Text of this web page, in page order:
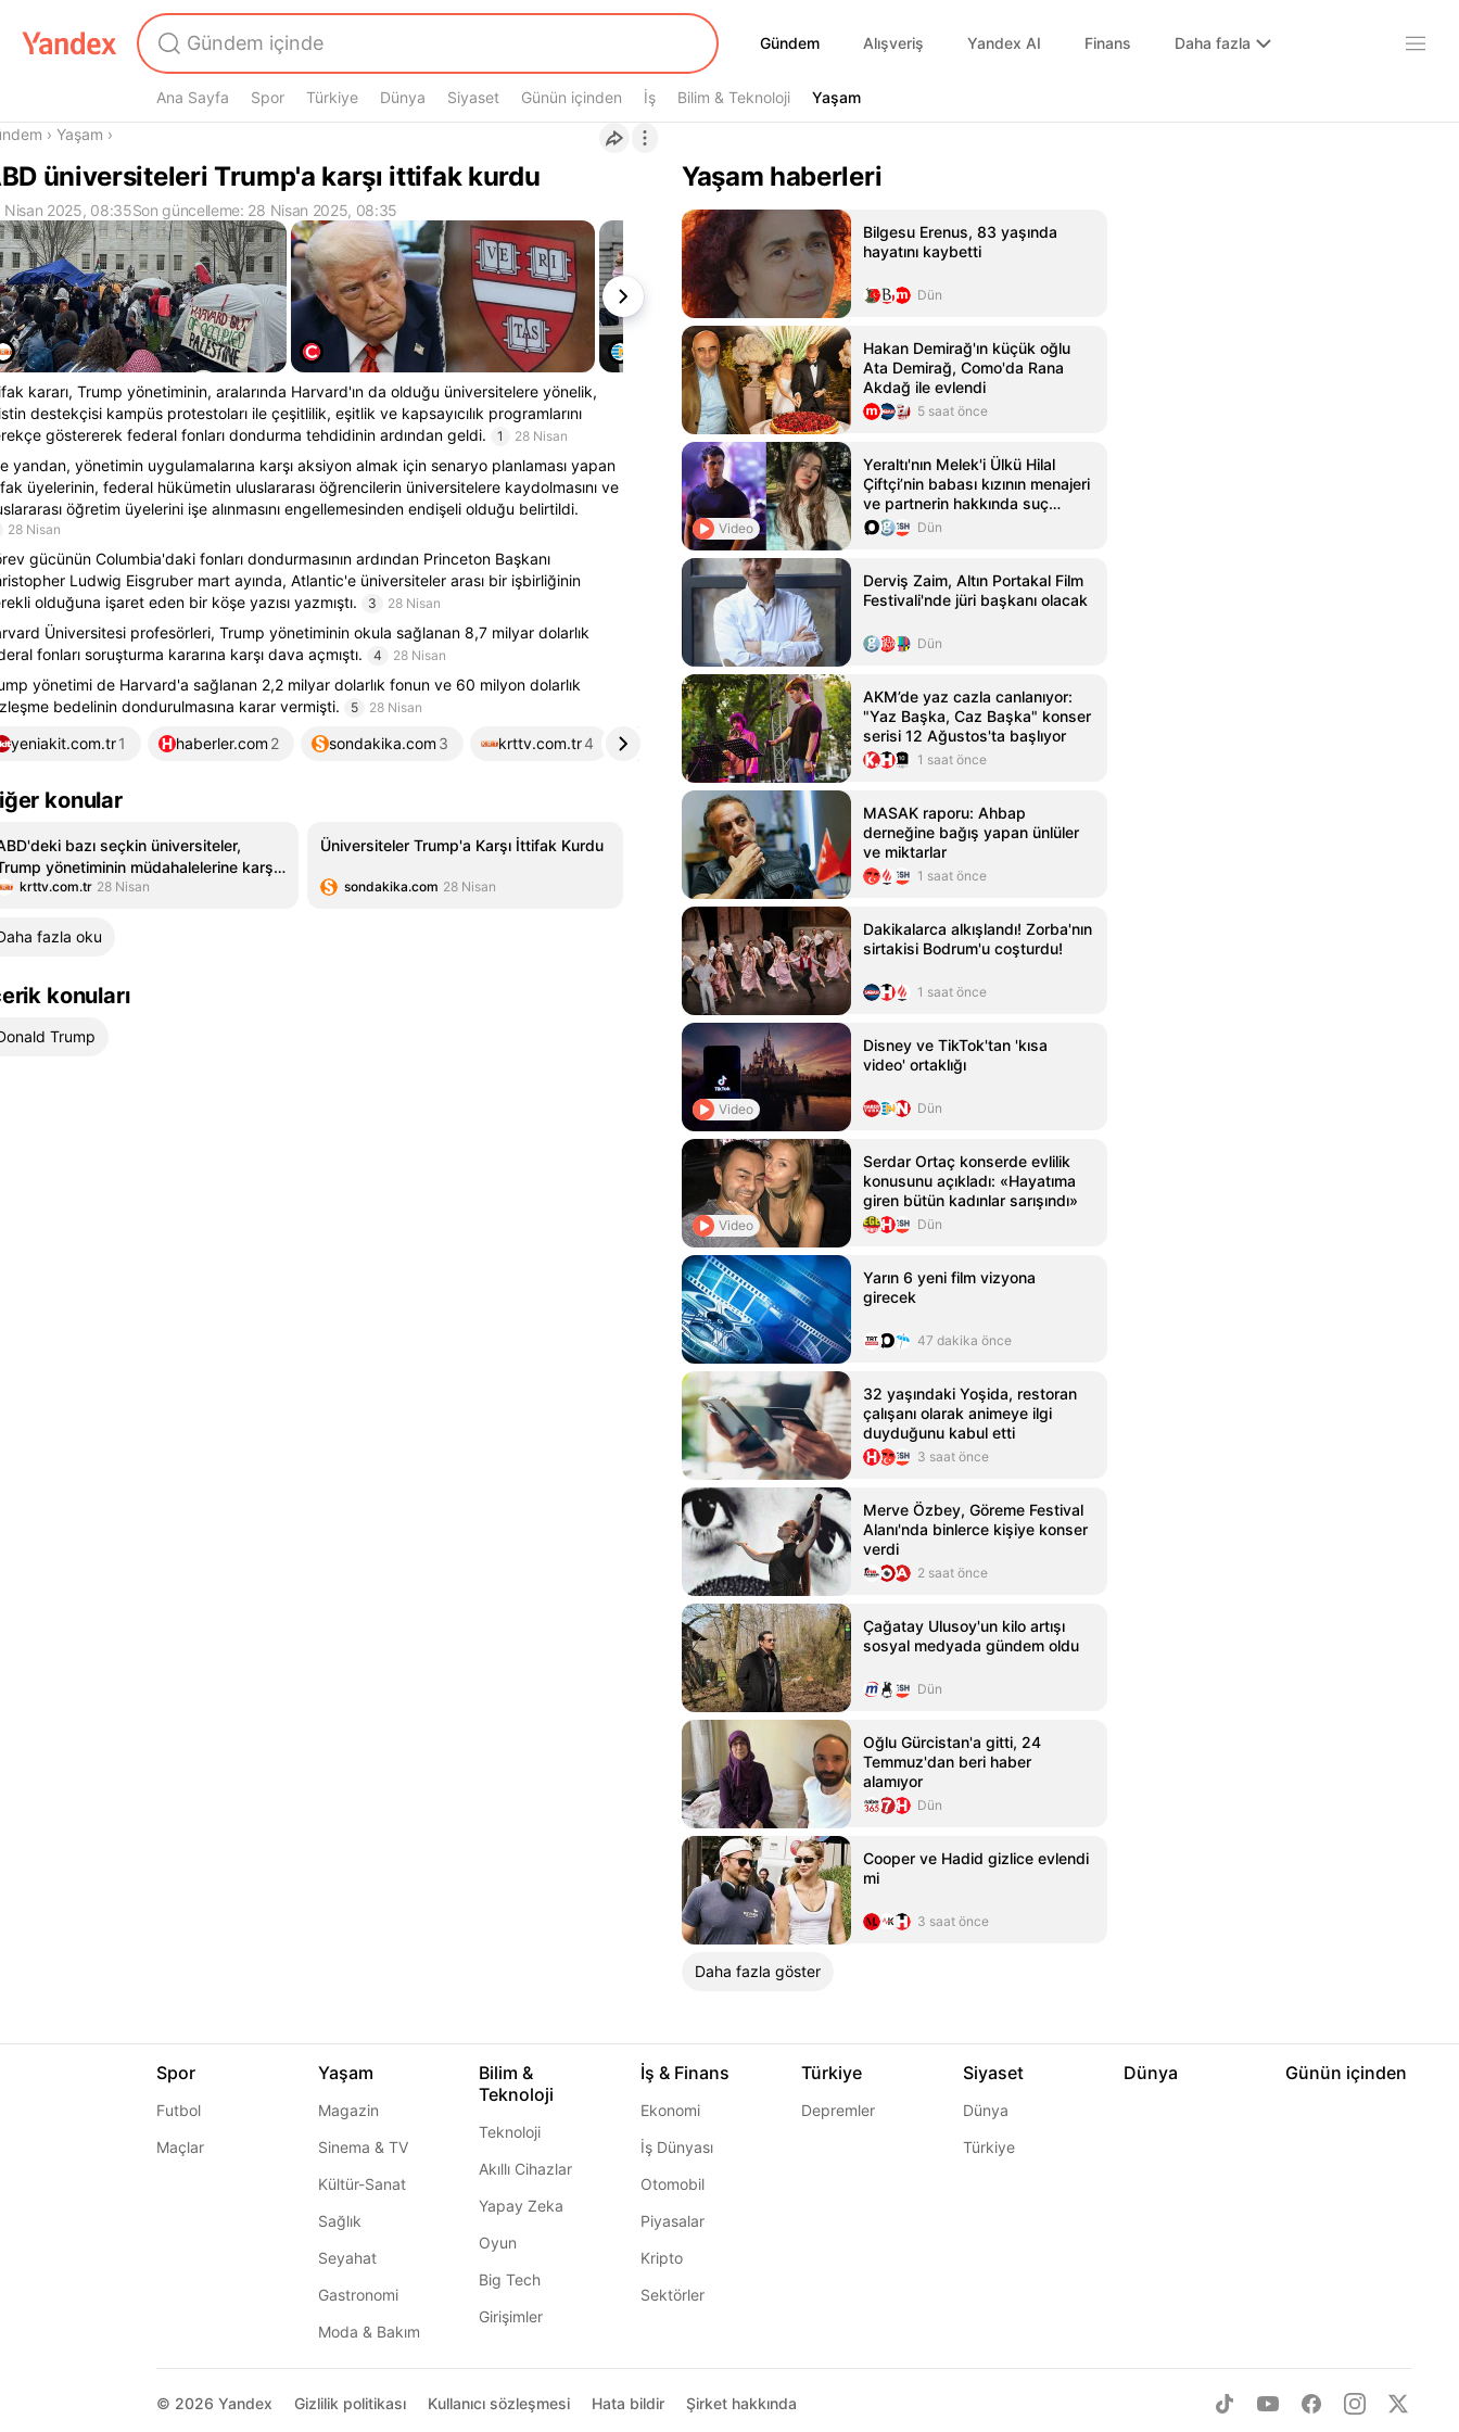
Gündem
Gündem Alışveriş Yandex AI Finans Daha fazla
Ana Sayfa Spor Türkiye Dünya Siyaset Günün içinden İş Bilim & Teknoloji Yaşam
Yaşam
› Yaşam ›
üniversiteleri Trump'a karşı ittifak kurdu
Nisan 2025, 08:35Son güncelleme: 28 Nisan 2025, 08:35
kararı, Trump yönetiminin, aralarında Harvard'ın da olduğu üniversitelere yönelik,
destekçisi kampüs protestoları ile çeşitlilik, eşitlik ve kapsayıcılık programlarını
göstererek federal fonları dondurma tehdidinin ardından geldi.
1 28 Nisan
yandan, yönetimin uygulamalarına karşı aksiyon almak için senaryo planlaması yapan
üyelerinin, federal hükümetin uluslararası öğrencilerin üniversitelere kaydolmasını ve
öğretim üyelerini işe alınmasını engellemesinden endişeli olduğu belirtildi.
28 Nisan
gücünün Columbia'daki fonları dondurmasının ardından Princeton Başkanı
Ludwig Eisgruber mart ayında, Atlantic'e üniversiteler arası bir işbirliğinin
olduğuna işaret eden bir köşe yazısı yazmıştı.
3 28 Nisan
Üniversitesi profesörleri, Trump yönetiminin okula sağlanan 8,7 milyar dolarlık
fonları soruşturma kararına karşı dava açmıştı.
4 28 Nisan
yönetimi de Harvard'a sağlanan 2,2 milyar dolarlık fonun ve 60 milyon dolarlık
bedelinin dondurulmasına karar vermişti.
5 28 Nisan
yeniakit.com.tr1 haberler.com 2 sondakika.com 3 krttv.com.tr4 haber7.com5
konular
bazı seçkin üniversiteler,
yönetiminin müdahalelerine karşı
kurdu
krttv.com.tr 28 Nisan
Üniversiteler Trump'a Karşı İttifak Kurdu
sondakika.com 28 Nisan
fazla oku
konuları
Trump
Yaşam haberleri
Bilgesu Erenus, 83 yaşında
hayatını kaybetti
Dün
Hakan Demirağ'ın küçük oğlu
Ata Demirağ, Como'da Rana
Akdağ ile evlendi
5 saat önce
Video
Yeraltı'nın Melek'i Ülkü Hilal
Çiftçi’nin babası kızının menajeri
ve partnerin hakkında suç
duyurusunda bulundu! 10 yaş
büyük isimle aşk yaşıyor -
Dün
Derviş Zaim, Altın Portakal Film
Festivali'nde jüri başkanı olacak
Dün
AKM’de yaz cazla canlanıyor:
"Yaz Başka, Caz Başka" konser
serisi 12 Ağustos'ta başlıyor
1 saat önce
MASAK raporu: Ahbap
derneğine bağış yapan ünlüler
ve miktarlar
1 saat önce
Dakikalarca alkışlandı! Zorba'nın
sirtakisi Bodrum'u coşturdu!
1 saat önce
Video
Disney ve TikTok'tan 'kısa
video' ortaklığı
Dün
Video
Serdar Ortaç konserde evlilik
konusunu açıkladı: «Hayatıma
giren bütün kadınlar sarışındı»
Dün
Yarın 6 yeni film vizyona
girecek
47 dakika önce
32 yaşındaki Yoşida, restoran
çalışanı olarak animeye ilgi
duyduğunu kabul etti
3 saat önce
Merve Özbey, Göreme Festival
Alanı'nda binlerce kişiye konser
verdi
2 saat önce
Çağatay Ulusoy'un kilo artışı
sosyal medyada gündem oldu
Dün
Oğlu Gürcistan'a gitti, 24
Temmuz'dan beri haber
alamıyor
Dün
Cooper ve Hadid gizlice evlendi
mi
3 saat önce
Daha fazla göster
Spor
Futbol
Maçlar
Yaşam
Magazin
Sinema & TV
Kültür-Sanat
Sağlık
Seyahat
Gastronomi
Moda & Bakım
Bilim &
Teknoloji
Teknoloji
Akıllı Cihazlar
Yapay Zeka
Oyun
Big Tech
Girişimler
İş & Finans
Ekonomi
İş Dünyası
Otomobil
Piyasalar
Kripto
Sektörler
Türkiye
Depremler
Siyaset
Dünya
Türkiye
Dünya Günün içinden
© 2026 Yandex Gizlilik politikası Kullanıcı sözleşmesi Hata bildir Şirket hakkında